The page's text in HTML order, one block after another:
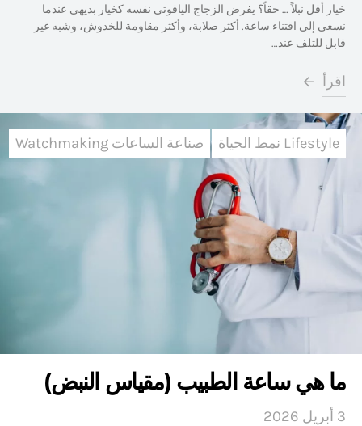
خيار أقل نبلاً … حقاً؟ يفرض الزجاج الياقوتي نفسه كخيار بديهي عندما
نسعى إلى اقتناء ساعة. أكثر صلابة، وأكثر مقاومة للخدوش، وشبه غير
قابل للتلف عند…
اقرأ
Lifestyle نمط الحياة صناعة الساعات Watchmaking
ما هي ساعة الطبيب (مقياس النبض)
3 أبريل 2026